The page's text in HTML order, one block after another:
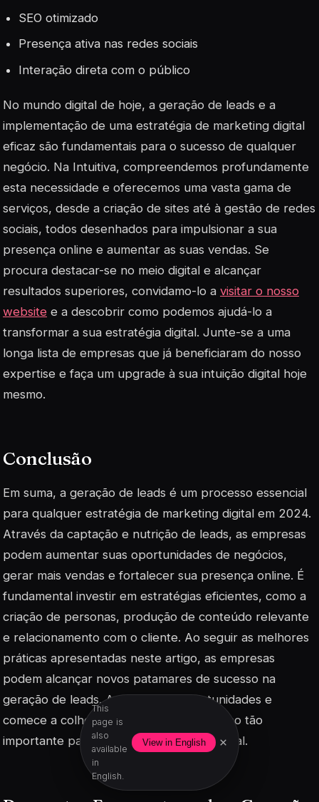
This
page is
also
available
in
English.
View in English ×
SEO otimizado
Presença ativa nas redes sociais
Interação direta com o público
No mundo digital de hoje, a geração de leads e a
implementação de uma estratégia de marketing digital
eficaz são fundamentais para o sucesso de qualquer
negócio. Na Intuitiva, compreendemos profundamente
esta necessidade e oferecemos uma vasta gama de
serviços, desde a criação de sites até à gestão de redes
sociais, todos desenhados para impulsionar a sua
presença online e aumentar as suas vendas. Se
procura destacar-se no meio digital e alcançar
resultados superiores, convidamo-lo a visitar o nosso
website e a descobrir como podemos ajudá-lo a
transformar a sua estratégia digital. Junte-se a uma
longa lista de empresas que já beneficiaram do nosso
expertise e faça um upgrade à sua intuição digital hoje
mesmo.
Conclusão
Em suma, a geração de leads é um processo essencial
para qualquer estratégia de marketing digital em 2024.
Através da captação e nutrição de leads, as empresas
podem aumentar suas oportunidades de negócios,
gerar mais vendas e fortalecer sua presença online. É
fundamental investir em estratégias eficientes, como a
criação de personas, produção de conteúdo relevante
e relacionamento com o cliente. Ao seguir as melhores
práticas apresentadas neste artigo, as empresas
podem alcançar novos patamares de sucesso na
geração de leads. Aproveite as oportunidades e
comece a colher os frutos desse processo tão
importante para o crescimento empresarial.